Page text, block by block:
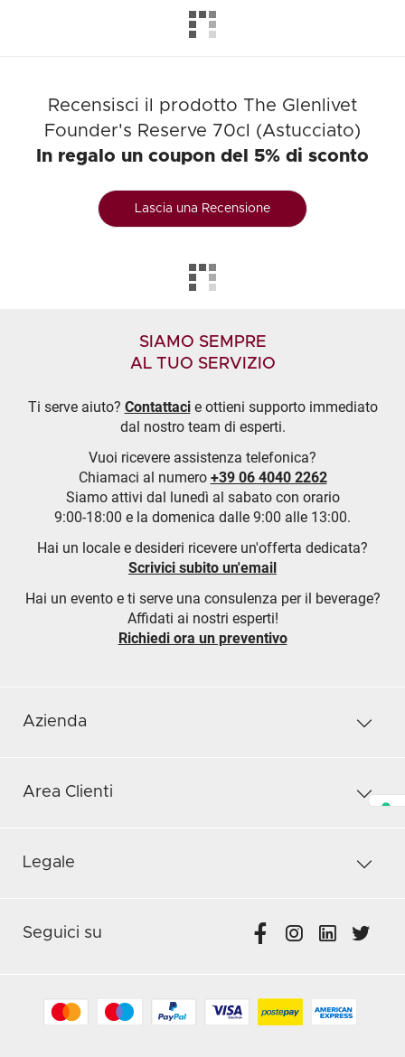
Recensisci il prodotto The Glenlivet
Founder's Reserve 70cl (Astucciato)
In regalo un coupon del 5% di sconto
Lascia una Recensione
SIAMO SEMPRE
AL TUO SERVIZIO
Ti serve aiuto? Contattacie ottieni supporto immediato
dal nostro team di esperti.
Vuoi ricevere assistenza telefonica?
Chiamaci al numero +39 06 4040 2262
Siamo attivi dal lunedì al sabato con orario
9:00-18:00 e la domenica dalle 9:00 alle 13:00.
Hai un locale e desideri ricevere un'offerta dedicata?
Scrivici subito un'email
Hai un evento e ti serve una consulenza per il beverage?
Affidati ai nostri esperti!
Richiedi ora un preventivo
Azienda
Area Clienti
Legale
Seguici su